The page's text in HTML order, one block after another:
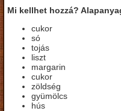
Mi kellhet hozzá?
cukor
só
tojás
liszt
margarin
cukor
zöldség
gyümölcs
hús